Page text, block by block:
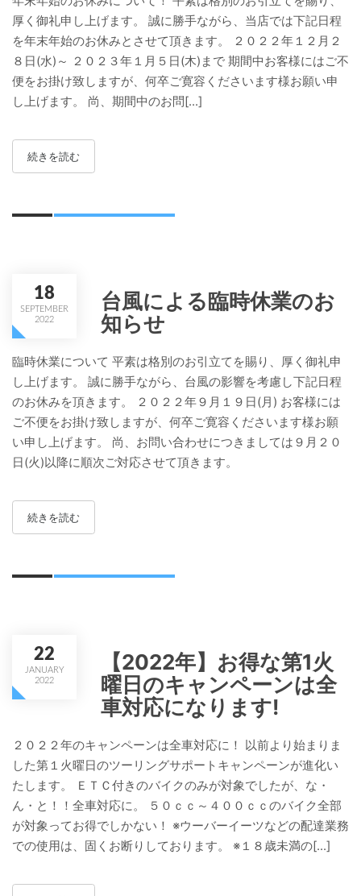
厚く御礼申し上げます。 誠に勝手ながら、当店では下記日程
を年末年始のお休みとさせて頂きます。 ２０２２年１２月２
８日(水)～ ２０２３年１月５日(木)まで 期間中お客様にはご不
便をお掛け致しますが、何卒ご寛容くださいます様お願い申
し上げます。 尚、期間中のお問[...]
続きを読む
18
SEPTEMBER
2022
台風による臨時休業のお
知らせ
臨時休業について 平素は格別のお引立てを賜り、厚く御礼申
し上げます。 誠に勝手ながら、台風の影響を考慮し下記日程
のお休みを頂きます。 ２０２２年９月１９日(月) お客様には
ご不便をお掛け致しますが、何卒ご寛容くださいます様お願
い申し上げます。 尚、お問い合わせにつきましては９月２０
日(火)以降に順次ご対応させて頂きます。
続きを読む
22
JANUARY
2022
【2022年】お得な第1火
曜日のキャンペーンは全
車対応になります!
２０２２年のキャンペーンは全車対応に！ 以前より始まりま
した第１火曜日のツーリングサポートキャンペーンが進化い
たします。 ＥＴＣ付きのバイクのみが対象でしたが、な・
ん・と！！全車対応に。 ５０ｃｃ～４００ｃｃのバイク全部
が対象ってお得でしかない！ ※ウーバーイーツなどの配達業務
での使用は、固くお断りしております。 ※１８歳未満の[...]